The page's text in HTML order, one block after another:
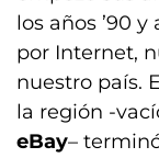
los años ’90
por Internet,
nuestro país.
la región -
eBay–